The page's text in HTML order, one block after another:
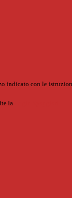
indicato con le
la